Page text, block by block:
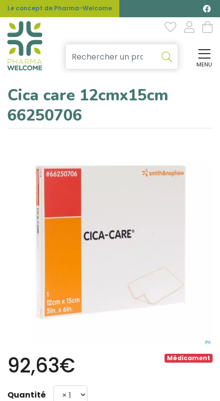
Le concept de Pharma-Welcome
MENU
Cica care 12cmx15cm
66250706
Médicament
92,63€
Quantité